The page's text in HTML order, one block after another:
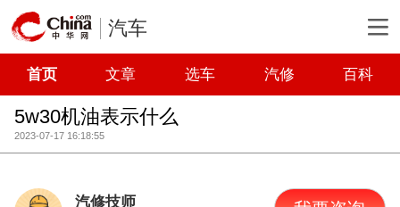
汽车
首页 文章 选车 汽修 百科
5w30机油表示什么
2023-07-17 16:18:55
汽修技师